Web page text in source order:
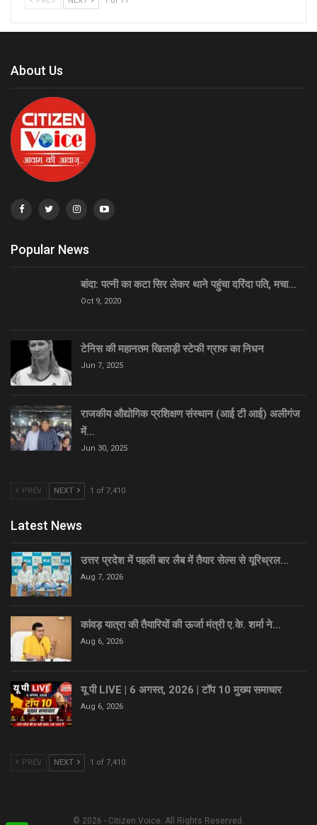
About Us
Popular News
बांदा: पत्नी का कटा सिर लेकर थाने पहुंचा दरिंदा पति, मचा…
Oct 9, 2020
टेनिस की महानतम खिलाड़ी स्टेफी ग्राफ का निधन
Jun 7, 2025
राजकीय औद्योगिक प्रशिक्षण संस्थान (आई टी आई) अलीगंज
में…
Jun 30, 2025
PREV NEXT 1 of 7,410
Latest News
उत्तर प्रदेश में पहली बार लैब में तैयार सेल्स से यूरिथ्रल…
Aug 7, 2026
कांवड़ यात्रा की तैयारियों की ऊर्जा मंत्री ए.के. शर्मा ने…
Aug 6, 2026
यू पी LIVE | 6 अगस्त, 2026 | टॉप 10 मुख्य समाचार
Aug 6, 2026
PREV NEXT 1 of 7,410
© 2026 - Citizen Voice. All Rights Reserved.